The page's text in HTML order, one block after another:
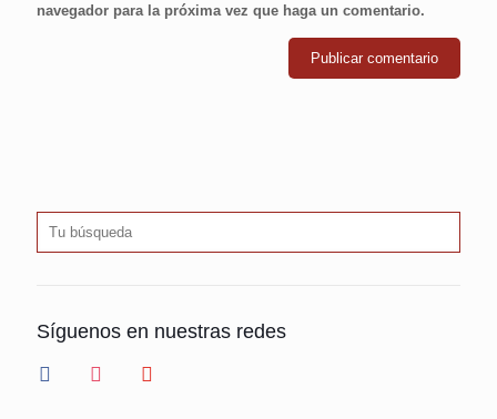
navegador para la próxima vez que haga un comentario.
Síguenos en nuestras redes
facebook instagram youtube